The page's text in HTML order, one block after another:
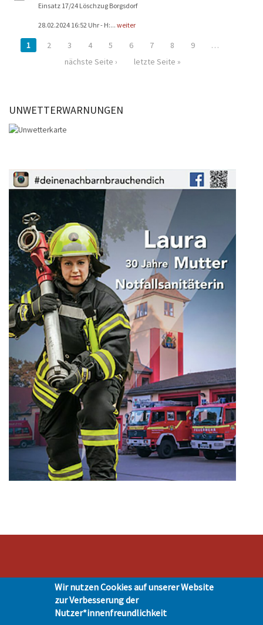
Einsatz 17/24 Löschzug Borgsdorf
28.02.2024 16:52 Uhr - H:... weiter
1 2 3 4 5 6 7 8 9
…
nächste Seite ›
letzte Seite »
UNWETTERWARNUNGEN
Stadt Hohen Neuendorf • Oranienburger Str. 2 • 16540 Hohen Neuendorf •
Telefon 03303-528-0
Impressum|Presse|Datenschutz | © Hohen-Neuendorf.de, Alle Rechte
vorbehalten - Vervielfältigung nur mit unserer Genehmigung
Wir nutzen Cookies auf unserer Website
zur Verbesserung der
Nutzer*innenfreundlichkeit